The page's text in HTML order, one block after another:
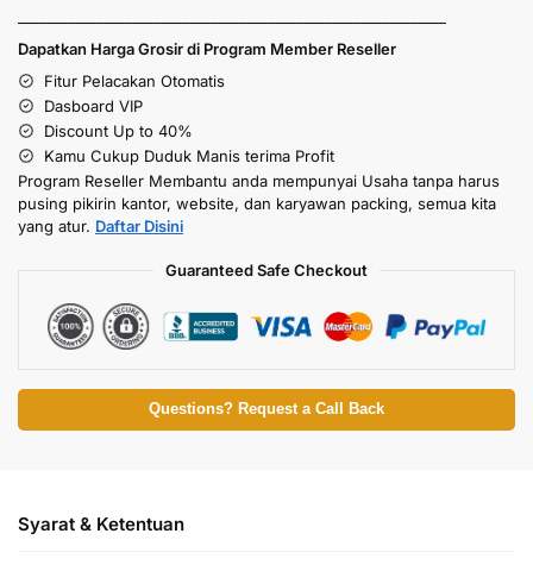
Dapatkan Harga Grosir di Program Member Reseller
Fitur Pelacakan Otomatis
Dasboard VIP
Discount Up to 40%
Kamu Cukup Duduk Manis terima Profit
Program Reseller Membantu anda mempunyai Usaha tanpa harus
pusing pikirin kantor, website, dan karyawan packing, semua kita
yang atur. Daftar Disini
Guaranteed Safe Checkout
Questions? Request a Call Back
Syarat & Ketentuan